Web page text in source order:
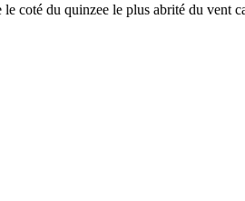
coté du quinzee le plus abrité du vent